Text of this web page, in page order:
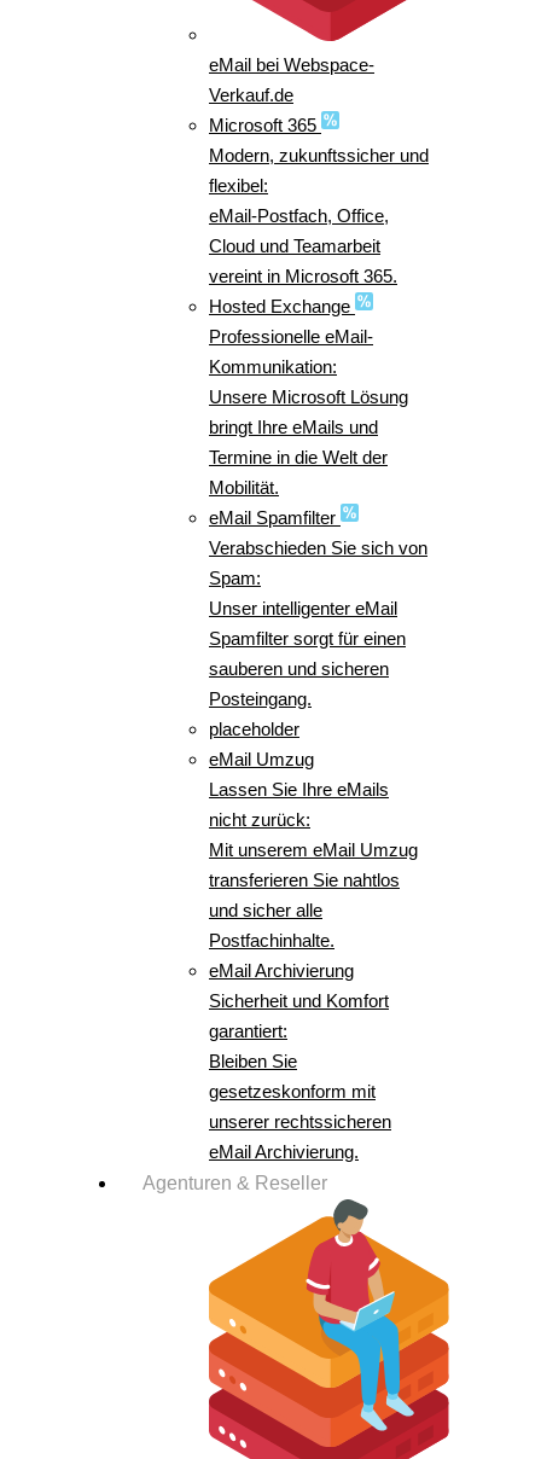
eMail bei Webspace-
Verkauf.de
Microsoft 365
Modern, zukunftssicher und
flexibel:
eMail-Postfach, Office,
Cloud und Teamarbeit
vereint in Microsoft 365.
Hosted Exchange
Professionelle eMail-
Kommunikation:
Unsere Microsoft Lösung
bringt Ihre eMails und
Termine in die Welt der
Mobilität.
eMail Spamfilter
Verabschieden Sie sich von
Spam:
Unser intelligenter eMail
Spamfilter sorgt für einen
sauberen und sicheren
Posteingang.
placeholder
eMail Umzug
Lassen Sie Ihre eMails
nicht zurück:
Mit unserem eMail Umzug
transferieren Sie nahtlos
und sicher alle
Postfachinhalte.
eMail Archivierung
Sicherheit und Komfort
garantiert:
Bleiben Sie
gesetzeskonform mit
unserer rechtssicheren
eMail Archivierung.
Agenturen & Reseller